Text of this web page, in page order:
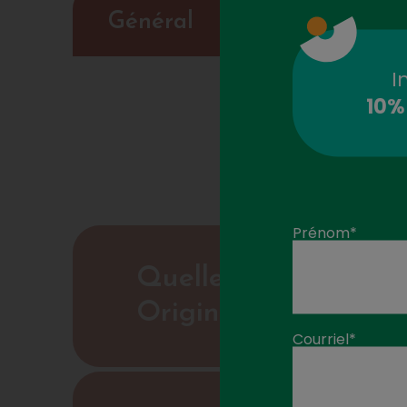
Général Bénéfices
Quelle est la
Original, Énergie et
Prénom*
Courriel*